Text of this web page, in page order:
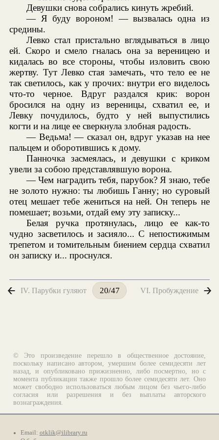
Девушки снова собрались кинуть жребий.
— Я буду вороном! — вызвалась одна из
средины.
Левко стал пристально вглядываться в лицо
ей. Скоро и смело гналась она за вереницею и
кидалась во все стороны, чтобы изловить свою
жертву. Тут Левко стая замечать, что тело ее не
так светилось, как у прочих: внутри его виделось
что-то черное. Вдруг раздался крик: ворон
бросился на одну из вереницы, схватил ее, и
Левку почудилось, будто у ней выпустились
когти и на лице ее сверкнула злобная радость.
— Ведьма! — сказал он, вдруг указав на нее
пальцем и оборотившись к дому.
Панночка засмеялась, и девушки с криком
увели за собою представлявшую ворона.
— Чем наградить тебя, парубок? Я знаю, тебе
не золото нужно: ты любишь Ганну; но суровый
отец мешает тебе жениться на ней. Он теперь не
помешает; возьми, отдай ему эту записку...
Белая ручка протянулась, лицо ее как-то
чудно засветилось и засияло... С непостижимым
трепетом и томительным биением сердца схватил
он записку и... проснулся.
IV. Парубки гуляют 20/47 VI. Пробуждение
© Это произведение перешло в общественное достояние,
поскольку написано автором, умершим более семидесяти лет
назад, и опубликовано прижизненно, либо посмертно, но с
момента публикации также прошло более семидесяти лет. Оно
может свободно использоваться любым лицом без чьего-либо
согласия или разрешения и без выплаты авторского
вознаграждения.
Email: otklik@ilibrary.ru